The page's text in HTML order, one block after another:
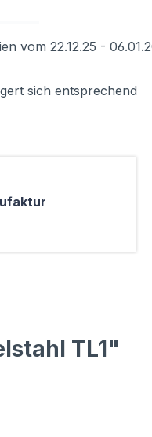
vom 22.12.25 -
sich entsprechend
TL1"